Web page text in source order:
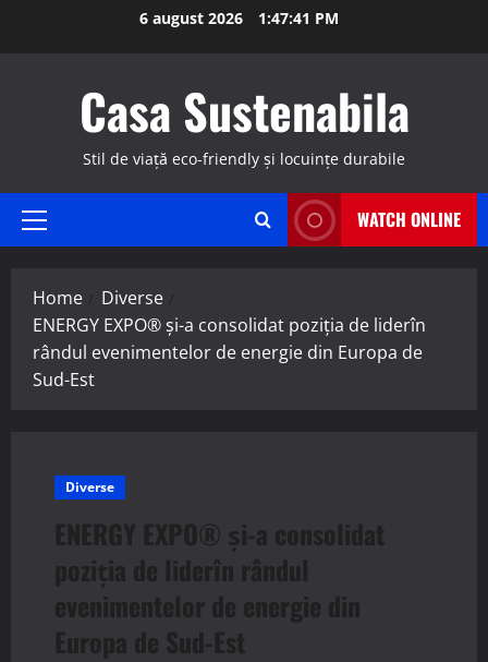
6 august 2026 1:47:42 PM
Casa Sustenabila
Stil de viață eco-friendly și locuințe durabile
Primary
WATCH ONLINE
Home
Diverse
ENERGY EXPO® și-a consolidat poziția de liderîn
rândul evenimentelor de energie din Europa de
Sud-Est
Diverse
ENERGY EXPO® și-a consolidat
poziția de liderîn rândul
evenimentelor de energie din
Europa de Sud-Est